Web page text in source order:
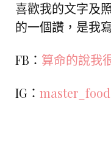
喜歡我的文字及
的一個讚，是我
FB： 算命的說我
IG：